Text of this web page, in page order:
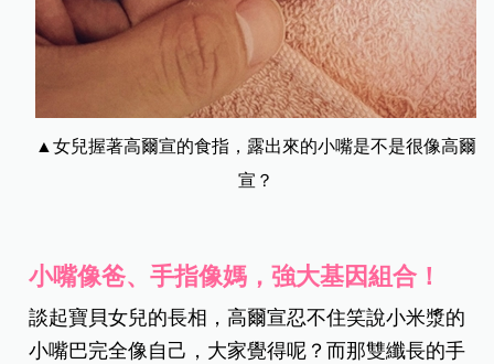
▲女兒握著高爾宣的食指，露出來的小嘴是不是很像高爾
宣？
小嘴像爸、手指像媽，強大基因組合！
談起寶貝女兒的長相，高爾宣忍不住笑說小米漿的
小嘴巴完全像自己，大家覺得呢？而那雙纖長的手